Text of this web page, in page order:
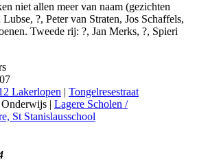
niet allen meer van naam (gezichten
?, Peter van Straten, Jos Schaffels,
Tweede rij: ?, Jan Merks, ?, Spieri
Lakerlopen | Tongelresestraat
| Lagere Scholen /
St Stanislausschool